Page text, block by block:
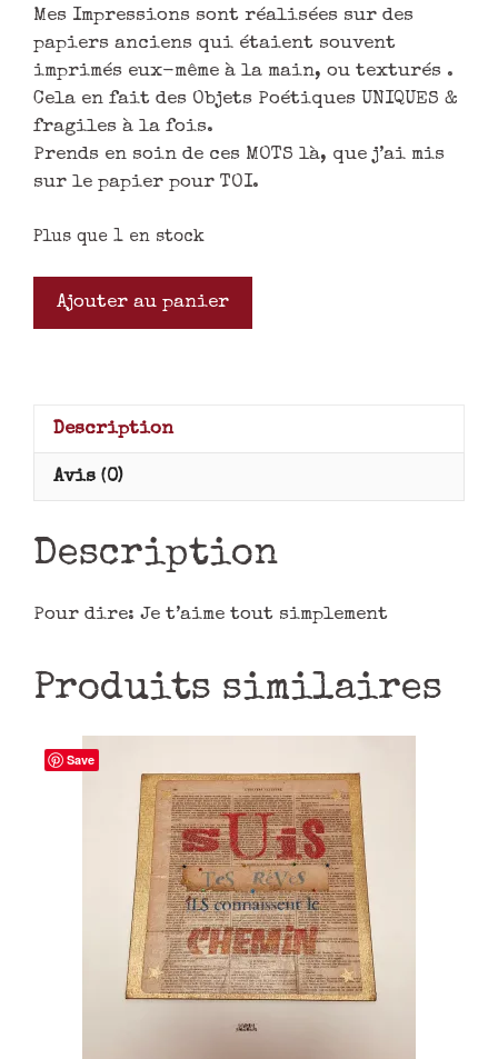
Mes Impressions sont réalisées sur des
papiers anciens qui étaient souvent
imprimés eux-même à la main, ou texturés .
Cela en fait des Objets Poétiques UNIQUES &
fragiles à la fois.
Prends en soin de ces MOTS là, que j’ai mis
sur le papier pour TOI.
Plus que 1 en stock
Ajouter au panier
Description
Avis (0)
Description
Pour dire: Je t’aime tout simplement
Produits similaires
Save